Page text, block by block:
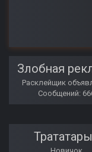
Злобная
Расклейщик
Сообщений: